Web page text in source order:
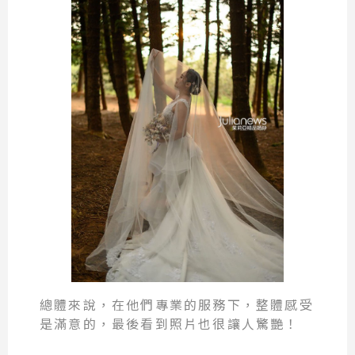
總體來說，在他們專業的服務下，整體感受
是滿意的，最後看到照片也很讓人驚艷！